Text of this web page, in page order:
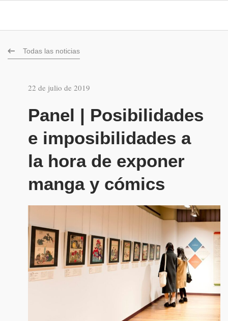
Todas las noticias
22 de julio de 2019
Panel | Posibilidades
e imposibilidades a
la hora de exponer
manga y cómics